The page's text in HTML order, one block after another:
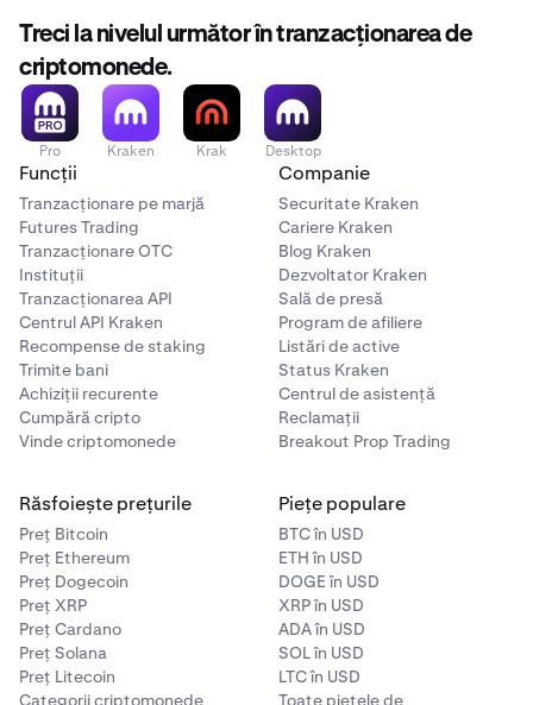
4
Dă clic pe Continuare către e-Transfer pentru a
continua cu procesul de depunere.
profilului tău e-Transfer, îți recomandăm să contactezi
serviciul de asistență pentru clienți al băncii tale pentru
asistență suplimentară.
găsești e-mailul corect.
2
Răspunsul tău secret nu se va schimba. Dacă ai un
răspuns secret de la o tranzacție anterioară, îl poți
folosi pe cel vechi.
Dacă tot nu poți găsi un e-mail cu răspunsul tău
secret, te rugăm
contactează echipa noastră de
asistențăpentru a primi ajutor.
Treci la nivelul următor în tranzacționarea de
criptomonede.
Pro Kraken Krak Desktop
Funcții
Tranzacționare pe marjă
Futures Trading
Tranzacționare OTC
Instituții
Tranzacționarea API
Centrul API Kraken
Recompense de staking
Trimite bani
Achiziții recurente
Cumpără cripto
Vinde criptomonede
Companie
Securitate Kraken
Cariere Kraken
Blog Kraken
Dezvoltator Kraken
Sală de presă
Program de afiliere
Listări de active
Status Kraken
Centrul de asistență
Reclamații
Breakout Prop Trading
Răsfoiește prețurile
Preț Bitcoin
Preț Ethereum
Preț Dogecoin
Preț XRP
Preț Cardano
Preț Solana
Preț Litecoin
Categorii criptomonede
Piețe populare
BTC în USD
ETH în USD
DOGE în USD
XRP în USD
ADA în USD
SOL în USD
LTC în USD
Toate piețele de